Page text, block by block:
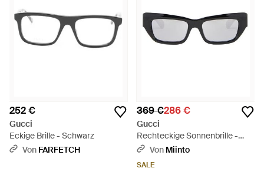
252 €
Gucci
Eckige Brille - Schwarz
Von FARFETCH
369 €286 €
Gucci
Rechteckige Sonnenbrille -
Schwarz
Von Miinto
SALE